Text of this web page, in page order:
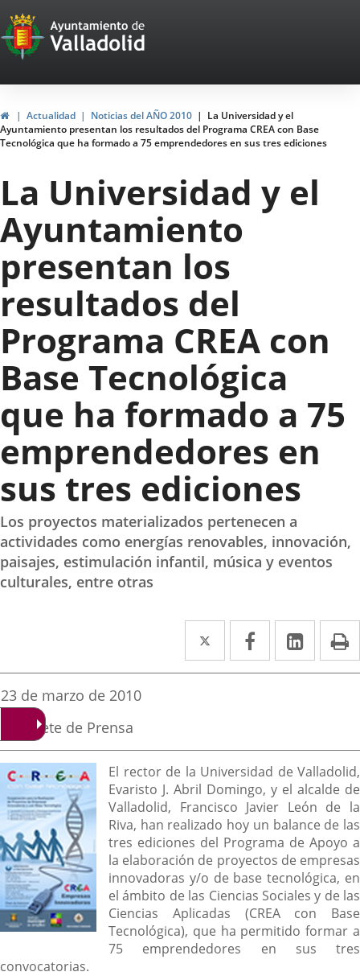
Portal
Web
del
Ayuntamiento
de
Valladolid
HomeActualidad Noticias del AÑO 2010
La Universidad y el
Ayuntamiento presentan los resultados del Programa CREA con Base
Tecnológica que ha formado a 75 emprendedores en sus tres ediciones
La Universidad y el
Ayuntamiento
presentan los
resultados del
Programa CREA con
Base Tecnológica
que ha formado a 75
emprendedores en
sus tres ediciones
Los proyectos materializados pertenecen a
actividades como energías renovables, innovación,
paisajes, estimulación infantil, música y eventos
culturales, entre otras
Twitter
Enlace
a
externa.
Facebook
Enlace
a
externa.
Enlace
a
Fecha
de
noticia
23 de marzo de 2010
Fuente
de
la
noticia
Gabinete de Prensa
Descripción
El rector de la Universidad de Valladolid,
Evaristo J. Abril Domingo, y el alcalde de
Valladolid, Francisco Javier León de la
Riva, han realizado hoy un balance de las
tres ediciones del Programa de Apoyo a
la elaboración de proyectos de empresas
innovadoras y/o de base tecnológica, en
el ámbito de las Ciencias Sociales y de las
Ciencias Aplicadas (CREA con Base
Tecnológica), que ha permitido formar a
75 emprendedores en sus tres
convocatorias.